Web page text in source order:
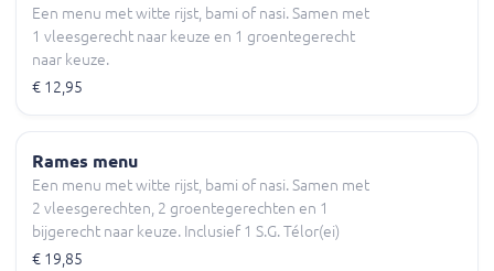
Een menu met witte rijst, bami of nasi. Samen met
1 vleesgerecht naar keuze en 1 groentegerecht
naar keuze.
€ 12,95
Rames menu
Een menu met witte rijst, bami of nasi. Samen met
2 vleesgerechten, 2 groentegerechten en 1
bijgerecht naar keuze. Inclusief 1 S.G. Télor(ei)
€ 19,85